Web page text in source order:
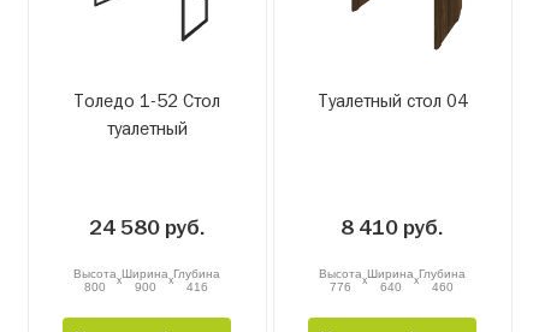
Толедо 1-52 Стол
туалетный
24 580 руб.
Высота
800
xШирина
900
xГлубина
416
Туалетный стол 04
8 410 руб.
Высота
776
xШирина
640
xГлубина
460